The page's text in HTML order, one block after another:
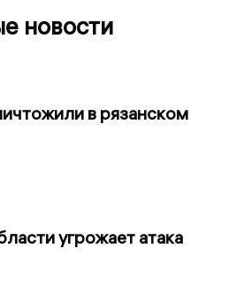
новости
в рязанском
угрожает атака